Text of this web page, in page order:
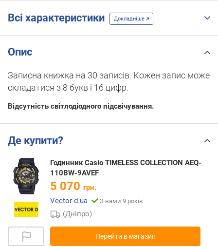
Всі характеристики Докладніше
Опис
Записна книжка на 30 записів. Кожен запис може
складатися з 8 букв і 16 цифр.
Відсутність світлодіодного підсвічування.
Де купити?
Годинник Casio TIMELESS COLLECTION AEQ-
110BW-9AVEF
5 070 грн.
Vector-d.ua
З нами 9 років
(Дніпро)
Перейти в магазин